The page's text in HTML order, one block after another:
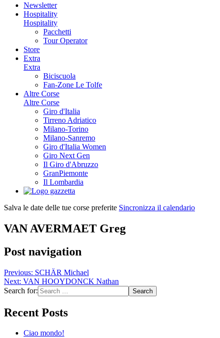
Newsletter
Hospitality
Hospitality
Pacchetti
Tour Operator
Store
Extra
Extra
Biciscuola
Fan-Zone Le Tolfe
Altre Corse
Altre Corse
Giro d'Italia
Tirreno Adriatico
Milano-Torino
Milano-Sanremo
Giro d'Italia Women
Giro Next Gen
Il Giro d'Abruzzo
GranPiemonte
Il Lombardia
Salva le date delle tue corse preferite Sincronizza il calendario
VAN AVERMAET Greg
Post navigation
Previous: SCHÄR Michael
Next: VAN HOOYDONCK Nathan
Search for:
Recent Posts
Ciao mondo!